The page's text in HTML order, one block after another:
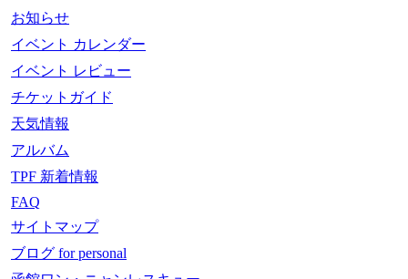
お知らせ
イベント カレンダー
イベント レビュー
チケットガイド
天気情報
アルバム
TPF 新着情報
FAQ
サイトマップ
ブログ for personal